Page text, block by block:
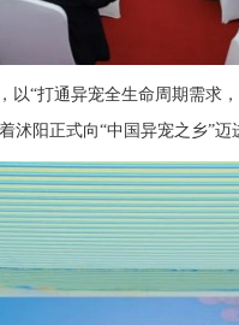
以“打通异宠全生命周期需求
沭阳正式向“中国异宠之乡”迈